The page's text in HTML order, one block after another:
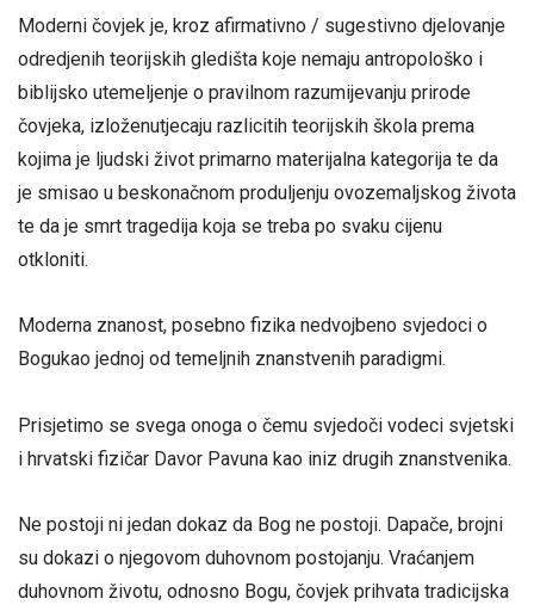
Moderni čovjek je, kroz afirmativno / sugestivno djelovanje
odredjenih teorijskih gledišta koje nemaju antropološko i
biblijsko utemeljenje o pravilnom razumijevanju prirode
čovjeka, izloženutjecaju razlicitih teorijskih škola prema
kojima je ljudski život primarno materijalna kategorija te da
je smisao u beskonačnom produljenju ovozemaljskog života
te da je smrt tragedija koja se treba po svaku cijenu
otkloniti.
Moderna znanost, posebno fizika nedvojbeno svjedoci o
Bogukao jednoj od temeljnih znanstvenih paradigmi.
Prisjetimo se svega onoga o čemu svjedoči vodeci svjetski
i hrvatski fizičar Davor Pavuna kao iniz drugih znanstvenika.
Ne postoji ni jedan dokaz da Bog ne postoji. Dapače, brojni
su dokazi o njegovom duhovnom postojanju. Vraćanjem
duhovnom životu, odnosno Bogu, čovjek prihvata tradicijska